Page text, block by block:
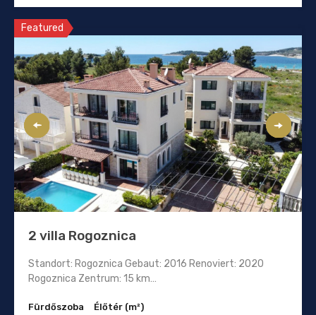
Featured
2 villa Rogoznica
Standort: Rogoznica Gebaut: 2016 Renoviert: 2020
Rogoznica Zentrum: 15 km…
Fürdőszoba
Élőtér (m²)